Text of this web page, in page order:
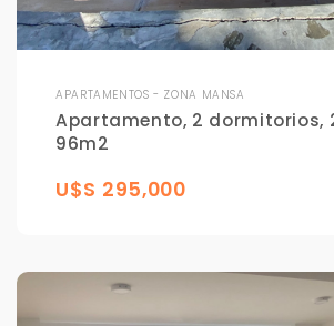
APARTAMENTOS - ZONA MANSA
Apartamento, 2 dormitorios,
96m2
U$S 295,000